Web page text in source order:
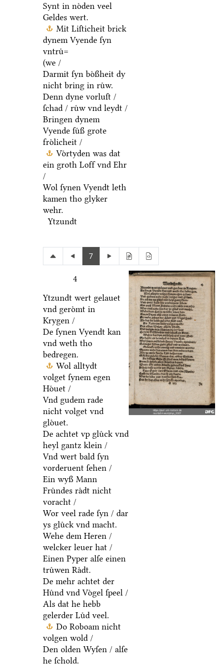
Synt in noͤden veel
Geldes wert.
Mit Liſticheit brick
dynem Vyende ſyn
vntruͤ=
(we /
Darmit ſyn boͤßheit dy
nicht bring in ruͤw.
Denn dyne vorluſt /
ſchad / ruͤw vnd leydt /
Bringen dynem
Vyende ſuͤß grote
froͤlicheit /
Voͤrtyden was dat
ein groth Loff vnd Ehr
/
Wol ſynen Vyendt leth
kamen tho glyker
wehr.
Ytzundt
7
4
Ytzundt wert gelauet
vnd geroͤmt in
Krygen /
De ſynen Vyendt kan
vnd weth tho
bedregen.
Wol alltydt
volget ſynem egen
Hoͤuet /
Vnd gudem rade
nicht volget vnd
gloͤuet.
De achtet vp gluͤck vnd
heyl gantz klein /
Vnd wert bald ſyn
vorderuent ſehen /
Ein wyß Mann
Fruͤndes raͤdt nicht
voracht /
Wor veel rade ſyn / dar
ys gluͤck vnd macht.
Wehe dem Heren /
welcker leuer hat /
Einen Pyper alſe einen
truͤwen Raͤdt.
De mehr achtet der
Huͤnd vnd Voͤgel ſpeel /
Als dat he hebb
gelerder Luͤd veel.
Do Roboam nicht
volgen wold /
Den olden Wyſen / alſe
he ſchold.